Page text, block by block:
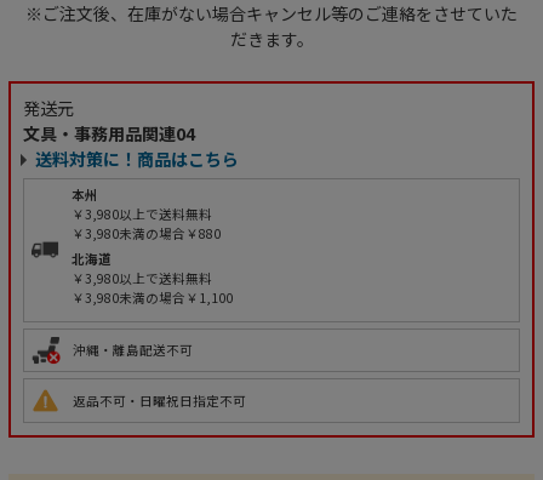
※ご注文後、在庫がない場合キャンセル等のご連絡をさせていた
だきます。
発送元
文具・事務用品関連04
送料対策に！商品はこちら
本州
￥3,980以上で送料無料
￥3,980未満の場合￥880
北海道
￥3,980以上で送料無料
￥3,980未満の場合￥1,100
沖縄・離島配送不可
返品不可・日曜祝日指定不可